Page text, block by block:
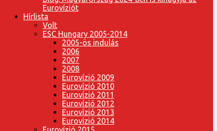
Eurovíziót
Hírlista
Volt
ESC Hungary 2005-2014
2005-ös indulás
2006
2007
2008
Eurovízió 2009
Eurovízió 2010
Eurovízió 2011
Eurovízió 2012
Eurovízió 2013
Eurovízió 2014